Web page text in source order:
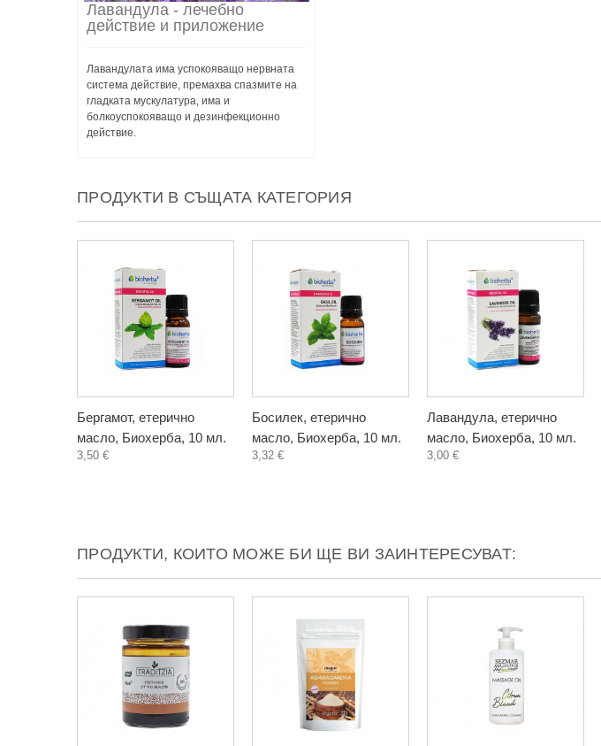
Лавандула - лечебно
действие и приложение
Лавандулата има успокояващо нервната
система действие, премахва спазмите на
гладката мускулатура, има и
болкоуспокояващо и дезинфекционно
действие.
ПРОДУКТИ В СЪЩАТА КАТЕГОРИЯ
Бергамот, етерично
масло, Биохерба, 10 мл.
3,50 €
Босилек, етерично
масло, Биохерба, 10 мл.
3,32 €
Лавандула, етерично
масло, Биохерба, 10 мл.
3,00 €
ПРОДУКТИ, КОИТО МОЖЕ БИ ЩЕ ВИ ЗАИНТЕРЕСУВАТ: